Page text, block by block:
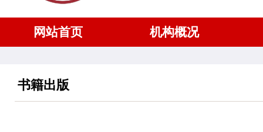
网站首页 机构概况
书籍出版